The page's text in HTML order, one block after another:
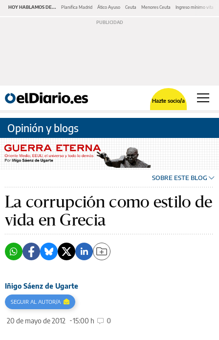
HOY HABLAMOS DE... Planifica Madrid Ático Ayuso Ceuta Menores Ceuta Ingreso mínimo vital
Hazte socio/a
Opinión y blogs
SOBRE ESTE BLOG
La corrupción como estilo de
vida en Grecia
Iñigo Sáenz de Ugarte
20 de mayo de 2012 15:00 h 0
SEGUIR AL AUTOR/A